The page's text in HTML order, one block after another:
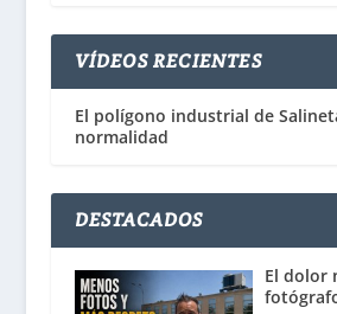
VÍDEOS RECIENTES
El polígono industrial de
normalidad
DESTACADOS
El dolor